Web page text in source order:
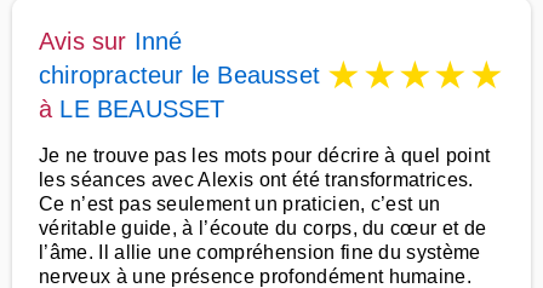
Avis sur Inné
chiropracteur le Beausset
à LE BEAUSSET
★★★★★
Je ne trouve pas les mots pour décrire à quel point
les séances avec Alexis ont été transformatrices.
Ce n’est pas seulement un praticien, c’est un
véritable guide, à l’écoute du corps, du cœur et de
l’âme. Il allie une compréhension fine du système
nerveux à une présence profondément humaine.